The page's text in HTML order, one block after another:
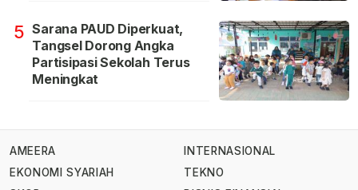
5 Sarana PAUD Diperkuat,
Tangsel Dorong Angka
Partisipasi Sekolah Terus
Meningkat
AMEERA
EKONOMI SYARIAH
INTERNASIONAL
TEKNO